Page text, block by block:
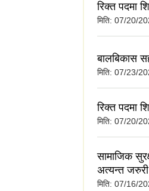
रिक्त पदमा
मिति: 07/20/
बालबिकास
मिति: 07/23/
रिक्त पदमा
मिति: 07/20/
सामाजिक
अत्यन्त
मिति: 07/16/